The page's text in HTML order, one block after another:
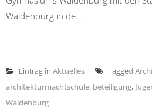
Waldenburg in de...
Eintrag in Aktuelles Tagged
architekturmachtschule, beteiligung,
Waldenburg